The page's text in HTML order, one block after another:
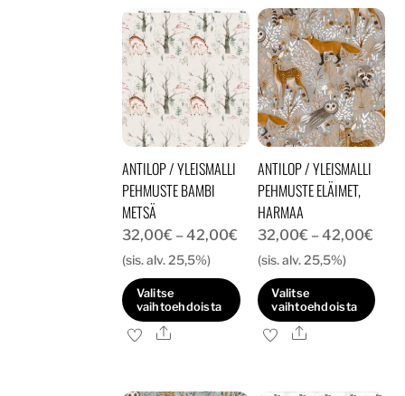
ANTILOP / YLEISMALLI
PEHMUSTE BAMBI
METSÄ
32,00€ – 42,00€ Hintaluokka:
32,00€
42,00€
(sis. alv. 25,5%)
Valitse
vaihtoehdoista
Tällä
Ale
ANTILOP / YLEISMALLI
PEHMUSTE ELÄIMET,
HARMAA
32,00€ – 42,00€
(sis. alv. 25,5%)
Valitse
vaihtoehdoista
Tällä
Ale